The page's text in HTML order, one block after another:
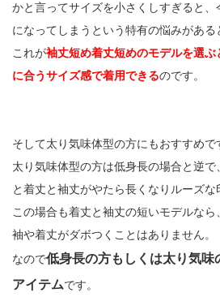
かと言ってサイズを小さくしすぎると
になってしまうという特有の悩みがある
これが袖丈短め着丈短めのモデルを選
に合うサイズ感で着用できるのです。
そして太り気味体型の方にもおすすめで
太り気味体型の方は低身長の場合と逆
と着丈と袖丈がやたら長くなりルーズな
この場合も着丈と袖丈の短いモデルな
袖や着丈がダボつくことはありません。
なので低身長の方もしくは太り気味
アイテムです。